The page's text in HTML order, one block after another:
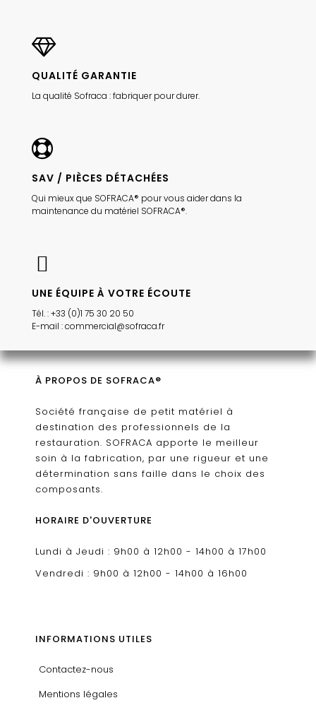
QUALITÉ GARANTIE
La qualité Sofraca : fabriquer pour durer.
SAV / PIÈCES DÉTACHÉES
Qui mieux que SOFRACA® pour vous aider dans la
maintenance du matériel SOFRACA®.
UNE ÉQUIPE À VOTRE ÉCOUTE
Tél. : +33 (0)1 75 30 20 50
E-mail : commercial@sofraca.fr
À PROPOS DE SOFRACA®
Société française de petit matériel à
destination des professionnels de la
restauration. SOFRACA apporte le meilleur
soin à la fabrication, par une rigueur et une
détermination sans faille dans le choix des
composants.
HORAIRE D'OUVERTURE
Lundi à Jeudi : 9h00 à 12h00 - 14h00 à 17h00
Vendredi : 9h00 à 12h00 - 14h00 à 16h00
INFORMATIONS UTILES
Contactez-nous
Mentions légales